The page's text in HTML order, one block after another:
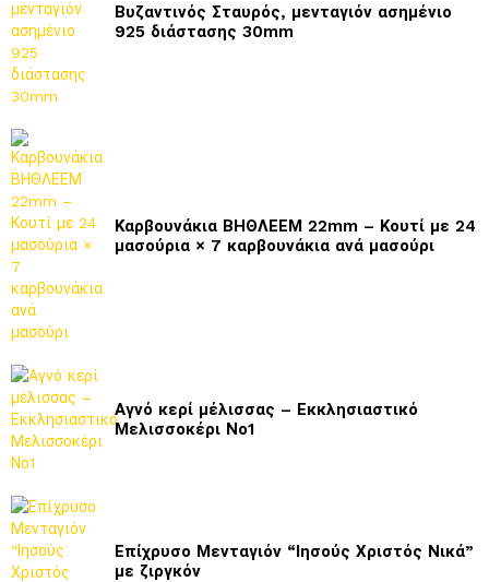
Βυζαντινός Σταυρός, μενταγιόν ασημένιο
925 διάστασης 30mm
Καρβουνάκια ΒΗΘΛΕΕΜ 22mm – Κουτί με 24
μασούρια × 7 καρβουνάκια ανά μασούρι
Αγνό κερί μέλισσας – Εκκλησιαστικό
Μελισσοκέρι Νο1
Επίχρυσο Μενταγιόν “Ιησούς Χριστός Νικά”
με ζιργκόν